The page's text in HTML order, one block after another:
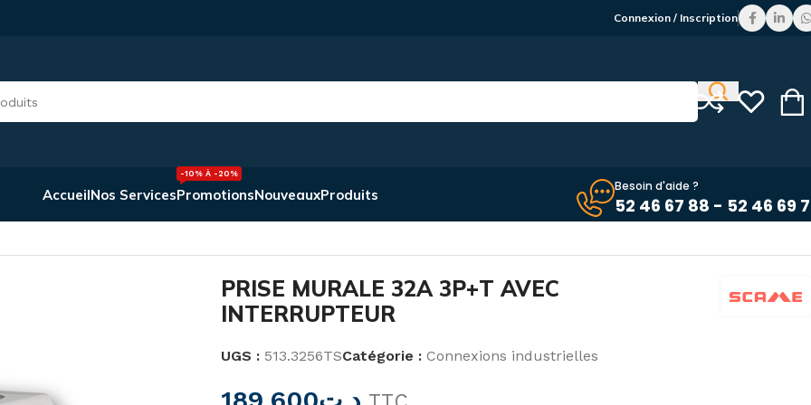
Connexion / Inscription
AccueilNos ServicesPromotions
-10% À -20%
NouveauxProduits Besoin d'aide ?
52 46 67 88 - 52 46 69
PRISE MURALE 32A 3P+T AVEC
INTERRUPTEUR
UGS : 513.3256TSCatégorie : Connexions industrielles